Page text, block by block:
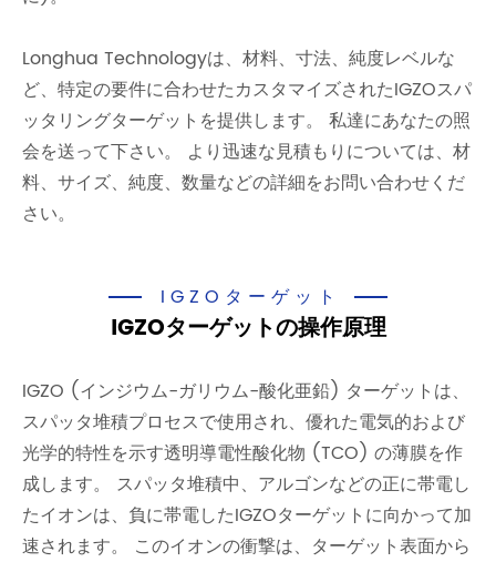
Longhua Technologyは、材料、寸法、純度レベルな
ど、特定の要件に合わせたカスタマイズされたIGZOスパ
ッタリングターゲットを提供します。 私達にあなたの照
会を送って下さい。 より迅速な見積もりについては、材
料、サイズ、純度、数量などの詳細をお問い合わせくだ
さい。
IGZOターゲット
IGZOターゲットの操作原理
IGZO (インジウム-ガリウム-酸化亜鉛) ターゲットは、
スパッタ堆積プロセスで使用され、優れた電気的および
光学的特性を示す透明導電性酸化物 (TCO) の薄膜を作
成します。 スパッタ堆積中、アルゴンなどの正に帯電し
たイオンは、負に帯電したIGZOターゲットに向かって加
速されます。 このイオンの衝撃は、ターゲット表面から